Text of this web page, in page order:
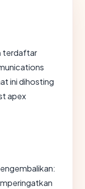
terdaftar
ini dihosting
apex